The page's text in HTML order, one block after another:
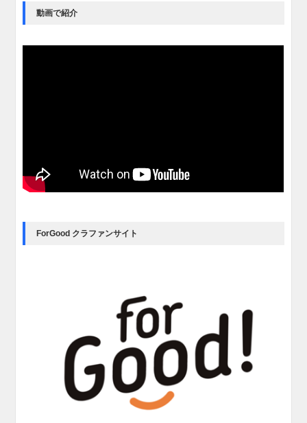
動画で紹介
ForGood クラファンサイト